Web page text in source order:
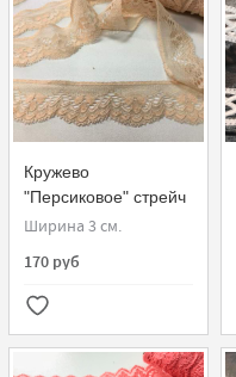
Кружево
"Персиковое" стрейч
Ширина 3 см.
170 руб